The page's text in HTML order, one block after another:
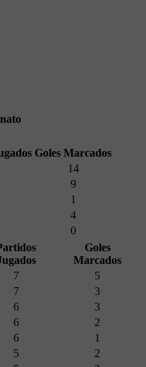
Goles Marcados
14
9
1
4
0
Goles
Marcados
7
5
7
3
6
3
6
2
6
1
5
2